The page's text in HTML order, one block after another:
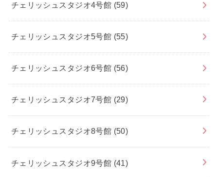
チェリッシュスタジオ4号館 (59)
チェリッシュスタジオ5号館 (55)
チェリッシュスタジオ6号館 (56)
チェリッシュスタジオ7号館 (29)
チェリッシュスタジオ8号館 (50)
チェリッシュスタジオ9号館 (41)